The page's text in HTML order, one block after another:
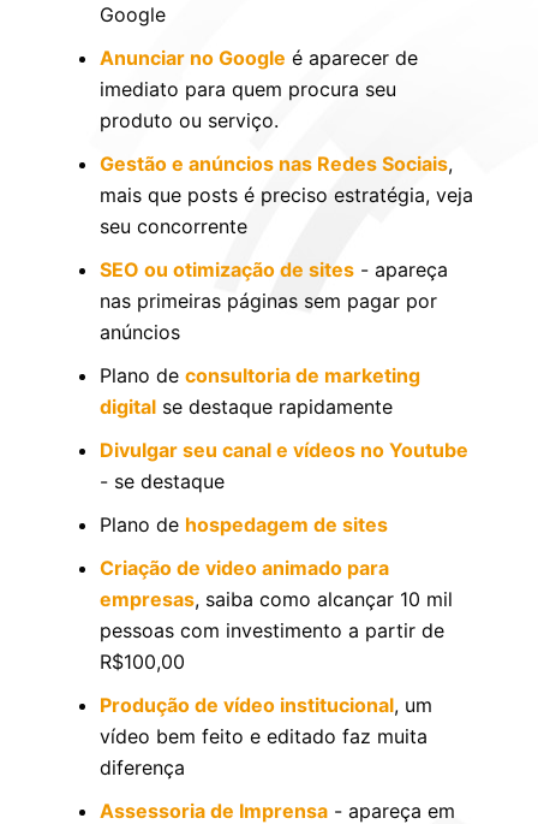
Google
Anunciar no Google é aparecer de
imediato para quem procura seu
produto ou serviço.
Gestão e anúncios nas Redes Sociais,
mais que posts é preciso estratégia, veja
seu concorrente
SEO ou otimização de sites - apareça
nas primeiras páginas sem pagar por
anúncios
Plano de consultoria de marketing
digital se destaque rapidamente
Divulgar seu canal e vídeos no Youtube
- se destaque
Plano de hospedagem de sites
Criação de video animado para
empresas, saiba como alcançar 10 mil
pessoas com investimento a partir de
R$100,00
Produção de vídeo institucional, um
vídeo bem feito e editado faz muita
diferença
Assessoria de Imprensa - apareça em